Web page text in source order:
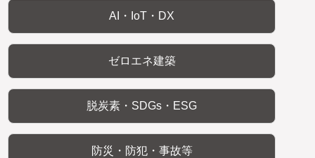
AI・IoT・DX
ゼロエネ建築
脱炭素・SDGs・ESG
防災・防犯・事故等